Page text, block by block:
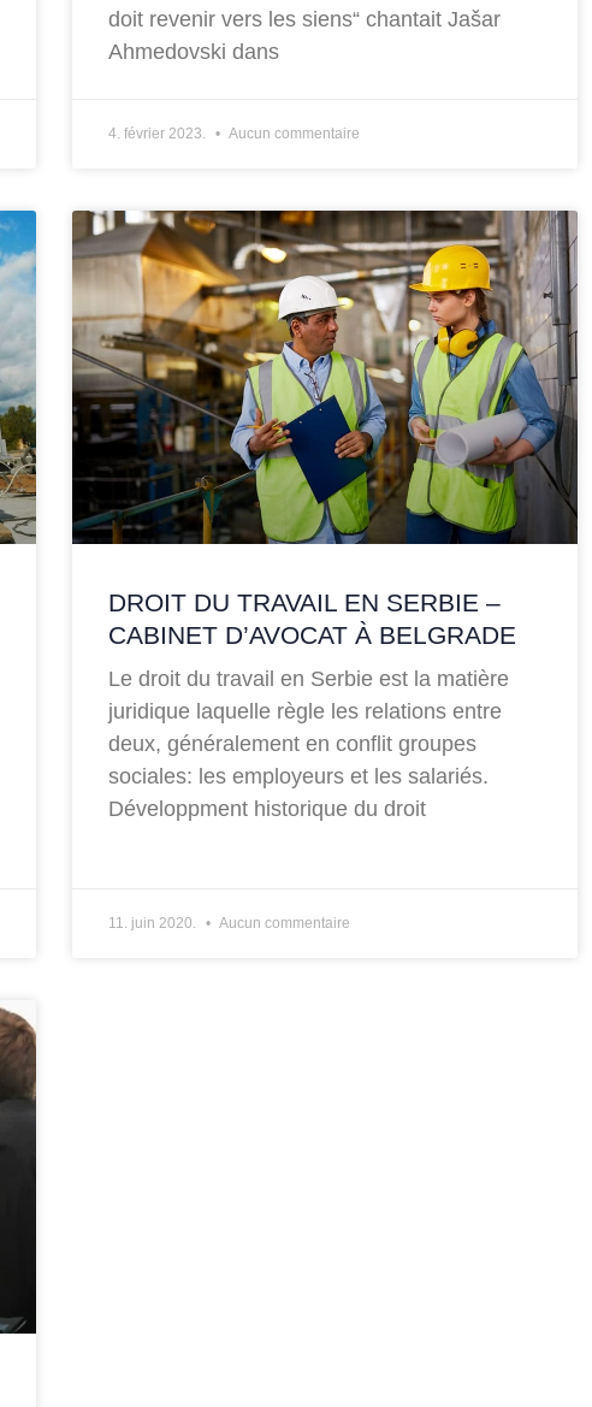
doit revenir vers les siens“ chantait Jašar
Ahmedovski dans
4. février 2023. Aucun commentaire
DROIT DU TRAVAIL EN SERBIE –
CABINET D’AVOCAT À BELGRADE
Le droit du travail en Serbie est la matière
juridique laquelle règle les relations entre
deux, généralement en conflit groupes
sociales: les employeurs et les salariés.
Développment historique du droit
11. juin 2020. Aucun commentaire